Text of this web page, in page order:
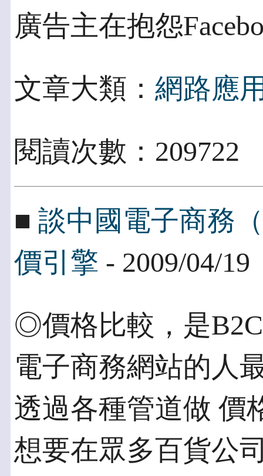
廣告主在抱怨
文章大類： 網路應
閱讀次數：
■ 談中國電子商務
價引擎 - 2009/04/19
◎價格比較，是
電子商務網站的人
透過各種管道做 價
想要在眾多百貨公